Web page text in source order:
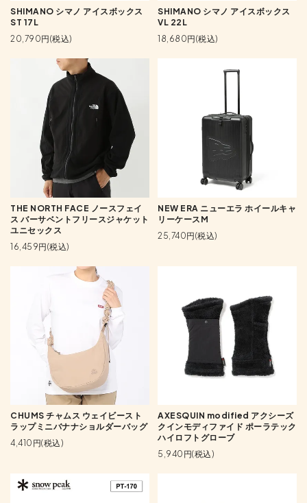
SHIMANO シマノ アイスボックス
ST 17L
20,790円(税込)
SHIMANO シマノ アイスボックス
VL 22L
18,680円(税込)
THE NORTH FACE ノースフェイ
ス バーサベントフリースジャケット
ユニセックス
16,459円(税込)
NEW ERA ニューエラ ホイールキャ
リーケースM
25,740円(税込)
CHUMS チャムス ウェイビースト
ラップミニバナナショルダーバッグ
4,410円(税込)
AXESQUIN modified アクシーズ
クインモディファイド ポーラテック
ハイロフトグローブ
5,940円(税込)